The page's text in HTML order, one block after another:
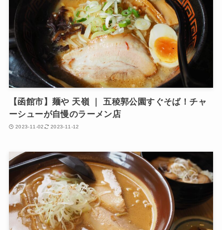
【函館市】麺や 天嶺 ｜ 五稜郭公園すぐそば！チャ
ーシューが自慢のラーメン店
2023-11-02 2023-11-12